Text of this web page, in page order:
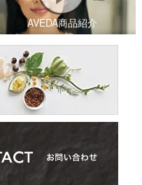
AVEDA商品紹介